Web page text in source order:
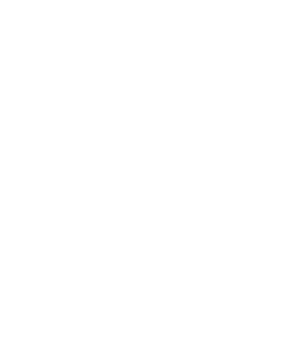
DB 7
VANTAGE
AUTOMATIC